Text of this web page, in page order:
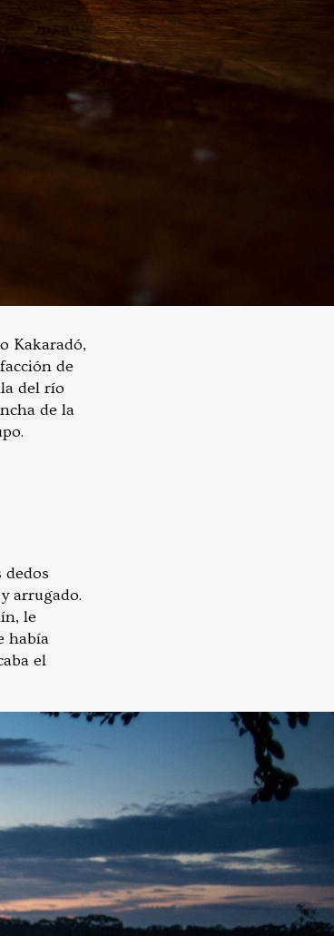
Kakaradó,
de
del río
de la
dedos
arrugado.
le
había
el